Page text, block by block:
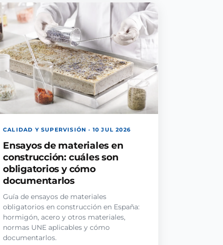
CALIDAD Y SUPERVISIÓN · 10 JUL 2026
Ensayos de materiales en
construcción: cuáles son
obligatorios y cómo
documentarlos
Guía de ensayos de materiales
obligatorios en construcción en España:
hormigón, acero y otros materiales,
normas UNE aplicables y cómo
documentarlos.